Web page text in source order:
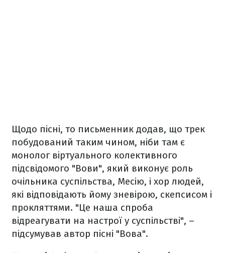
Щодо пісні, то письменник додав, що трек
побудований таким чином, ніби там є
монолог віртуального колективного
підсвідомого "Вови", який виконує роль
очільника суспільства, Месію, і хор людей,
які відповідають йому зневірою, скепсисом і
прокляттями. "Це наша спроба
відреагувати на настрої у суспільстві", –
підсумував автор пісні "Вова".